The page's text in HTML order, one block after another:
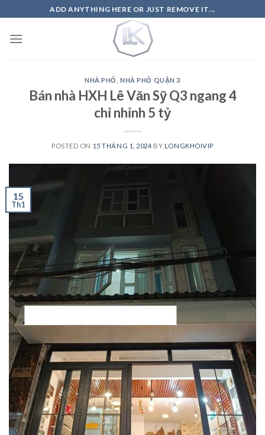
to
content
ADD ANYTHING HERE OR JUST REMOVE IT...
NHÀ PHỐ ,NHÀ PHỐ QUẬN 3
Bán nhà HXH Lê Văn Sỹ Q3 ngang 4
chỉ nhỉnh 5 tỷ
POSTED ON 15 THÁNG 1, 2024 BY LONGKHOIVIP
15
Th1